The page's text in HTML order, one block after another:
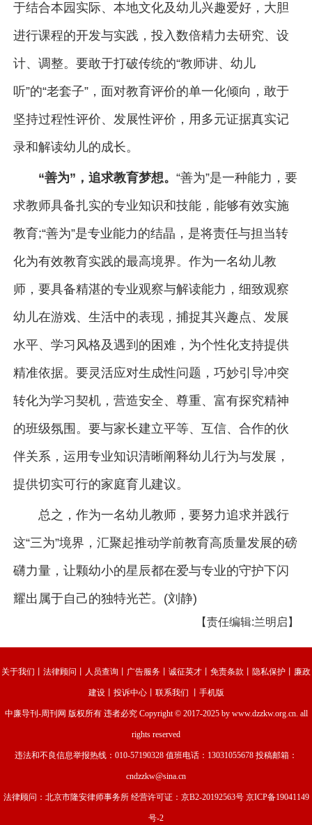
于结合本园实际、本地文化及幼儿兴趣爱好，大胆
进行课程的开发与实践，投入数倍精力去研究、设
计、调整。要敢于打破传统的“教师讲、幼儿
听”的“老套子”，面对教育评价的单一化倾向，敢于
坚持过程性评价、发展性评价，用多元证据真实记
录和解读幼儿的成长。
“善为”，追求教育梦想。 “善为”是一种能力，要
求教师具备扎实的专业知识和技能，能够有效实施
教育;“善为”是专业能力的结晶，是将责任与担当转
化为有效教育实践的最高境界。作为一名幼儿教
师，要具备精湛的专业观察与解读能力，细致观察
幼儿在游戏、生活中的表现，捕捉其兴趣点、发展
水平、学习风格及遇到的困难，为个性化支持提供
精准依据。要灵活应对生成性问题，巧妙引导冲突
转化为学习契机，营造安全、尊重、富有探究精神
的班级氛围。要与家长建立平等、互信、合作的伙
伴关系，运用专业知识清晰阐释幼儿行为与发展，
提供切实可行的家庭育儿建议。
总之，作为一名幼儿教师，要努力追求并践行
这“三为”境界，汇聚起推动学前教育高质量发展的磅
礴力量，让颗幼小的星辰都在爱与专业的守护下闪
耀出属于自己的独特光芒。(刘静)
【责任编辑:兰明启】
关于我们 法律顾问 人员查询 广告服务 诚征英才 免责条款 隐私保护 廉政
建设丨 投诉中心丨 联系我们 手机版
中廉导刊-周刊网 版权所有 违者必究 Copyright © 2017-2025 by www.dzzkw.org.cn. all
rights reserved
违法和不良信息举报热线：010-57190328 值班电话：13031055678 投稿邮箱：
cndzzkw@sina.cn
法律顾问：北京市隆安律师事务所 经营许可证： 京B2-20192563号 京ICP备19041149
号-2